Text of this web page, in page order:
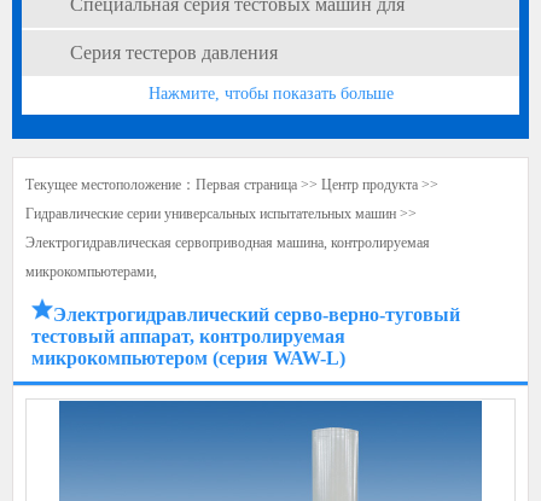
искусственного совета
Серия тестеров давления
Нажмите, чтобы показать больше
Текущее местоположение： Первая страница >> Центр продукта >>
Гидравлические серии универсальных испытательных машин >>
Электрогидравлическая сервоприводная машина, контролируемая
микрокомпьютерами,
Электрогидравлический серво-верно-туговый
тестовый аппарат, контролируемая
микрокомпьютером (серия WAW-L)